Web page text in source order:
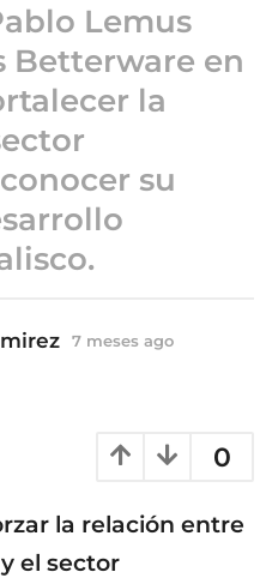
Lemus
Betterware en
la
su
7 meses ago
s
o
0
la relación entre
el sector